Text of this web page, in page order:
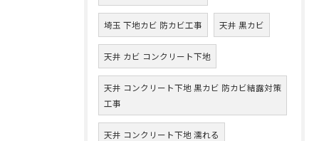
埼玉 下地カビ 防カビ工事 天井 黒カビ
天井 カビ コンクリート下地
天井 コンクリート下地 黒カビ 防カビ結露対策
工事
天井 コンクリート下地 濡れる